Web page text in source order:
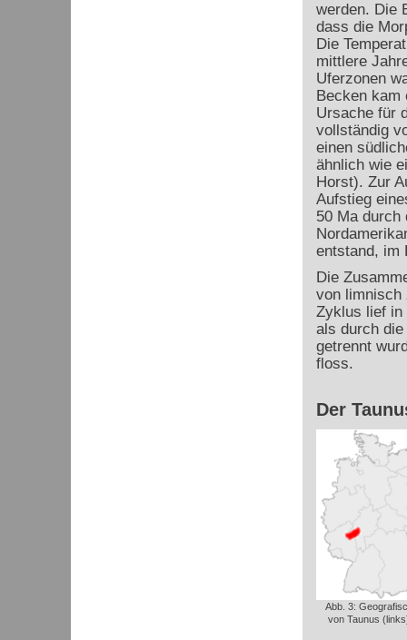
werden. Die
dass die
Die
mittlere
Uferzonen
Becken kam
Ursache für
vollständig
einen
ähnlich wie
Horst). Zur
Aufstieg
50 Ma durch
entstand, im
Die
von limnisch
Zyklus lief in
als durch die
getrennt
floss.
Der
Abb. 3:
von Taunus